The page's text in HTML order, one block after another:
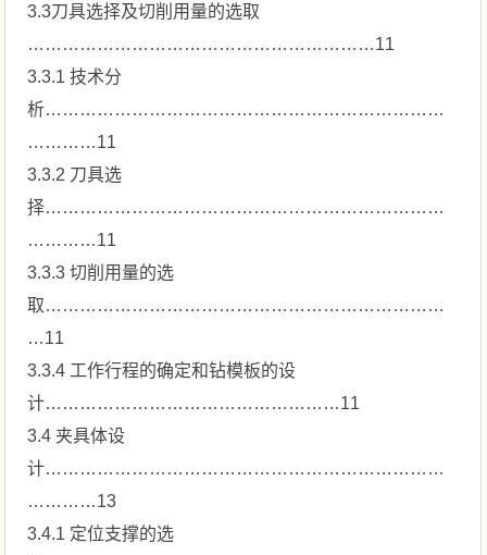
3.3刀具选择及切削用量的选取
……………………………………………………11
3.3.1 技术分
析……………………………………………………………
…………11
3.3.2 刀具选
择……………………………………………………………
…………11
3.3.3 切削用量的选
取……………………………………………………………
…11
3.3.4 工作行程的确定和钻模板的设
计……………………………………………11
3.4 夹具体设
计……………………………………………………………
…………13
3.4.1 定位支撑的选